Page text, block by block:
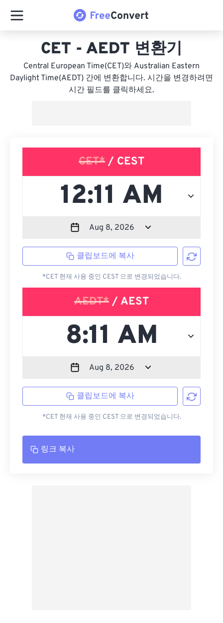
CET - AEDT 변환기
Central European Time(CET)와 Australian Eastern
Daylight Time(AEDT) 간에 변환합니다. 시간을 변경하려면
시간 필드를 클릭하세요.
CET* / CEST
클립보드에 복사
*CET 현재 사용 중인 CEST 으로 변경되었습니다.
AEDT* / AEST
클립보드에 복사
*CET 현재 사용 중인 CEST 으로 변경되었습니다.
링크 복사